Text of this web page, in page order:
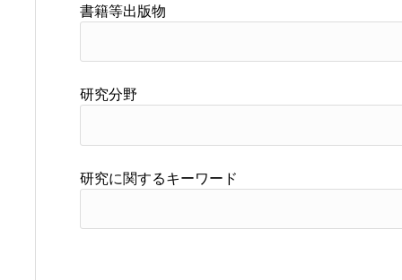
書籍等出版物
研究分野
研究に関するキーワード